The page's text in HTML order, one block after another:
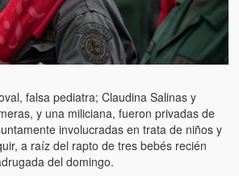
falsa pediatra; Claudina Salinas y
y una miliciana, fueron privadas de
involucradas en trata de niños y
a raíz del rapto de tres bebés recién
del domingo.